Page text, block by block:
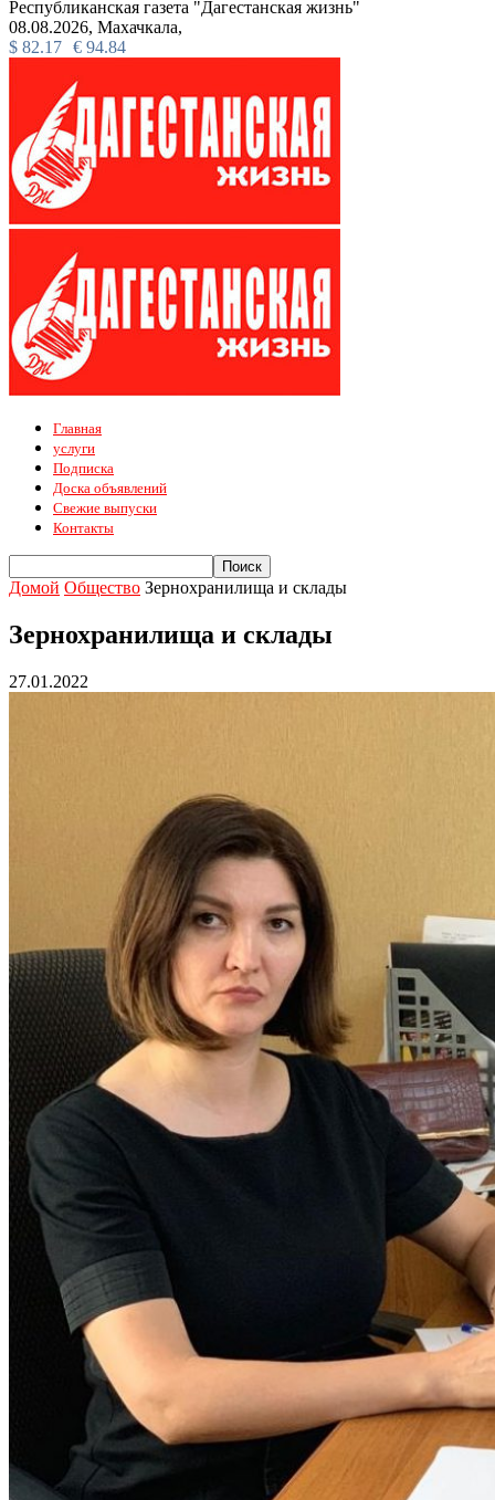
Республиканская газета "Дагестанская жизнь"
08.08.2026, Махачкала,
$ 82.17 € 94.84
Главная
услуги
Подписка
Доска объявлений
Свежие выпуски
Контакты
Домой Общество Зернохранилища и склады
Зернохранилища и склады
27.01.2022